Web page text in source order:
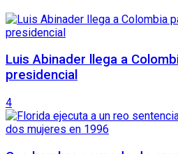
Luis Abinader llega a
presidencial
4